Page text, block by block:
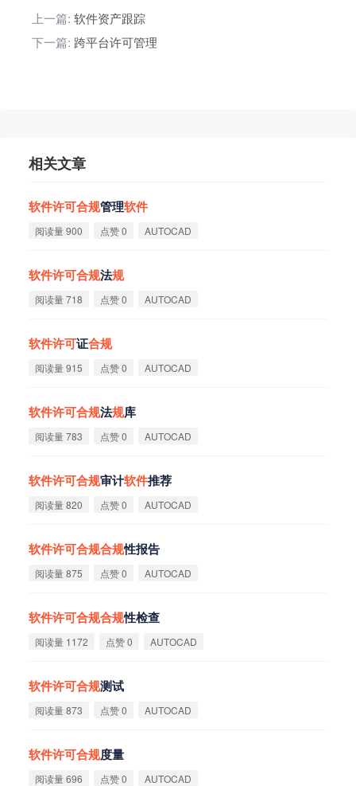
上一篇: 软件资产跟踪
下一篇: 跨平台许可管理
相关文章
软件许可合规管理软件
阅读量 900 点赞 0 AUTOCAD
软件许可合规法规
阅读量 718 点赞 0 AUTOCAD
软件许可证合规
阅读量 915 点赞 0 AUTOCAD
软件许可合规法规库
阅读量 783 点赞 0 AUTOCAD
软件许可合规审计软件推荐
阅读量 820 点赞 0 AUTOCAD
软件许可合规合规性报告
阅读量 875 点赞 0 AUTOCAD
软件许可合规合规性检查
阅读量 1172 点赞 0 AUTOCAD
软件许可合规测试
阅读量 873 点赞 0 AUTOCAD
软件许可合规度量
阅读量 696 点赞 0 AUTOCAD